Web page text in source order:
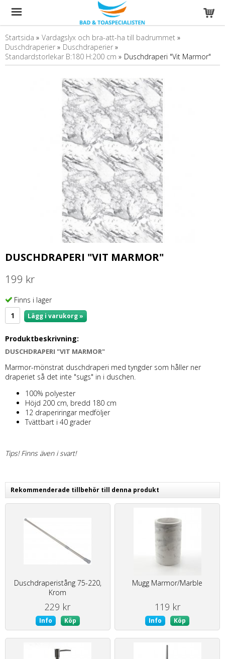
Startsida » Vardagslyx och bra-att-ha till badrummet »
Duschdraperier » Duschdraperier »
Standardstorlekar B:180 H:200 cm » Duschdraperi "Vit Marmor"
DUSCHDRAPERI "VIT MARMOR"
199 kr
Finns i lager
Lägg i varukorg »
Produktbeskrivning:
DUSCHDRAPERI "VIT MARMOR"
Marmor-mönstrat duschdraperi med tyngder som håller ner
draperiet så det inte "sugs" in i duschen.
100% polyester
Höjd 200 cm, bredd 180 cm
12 draperiringar medföljer
Tvättbart i 40 grader
Tips! Finns även i svart!
Rekommenderade tillbehör till denna produkt
Duschdraperistång 75-220,
Krom
229 kr
Info Köp
Mugg Marmor/Marble
119 kr
Info Köp